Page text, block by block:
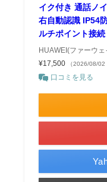
イク付き 通話ノ
右自動認識 IP54
ルチポイント接続
HUAWEI(ファーウェ
¥17,500
（2026/08/
口コミを見る